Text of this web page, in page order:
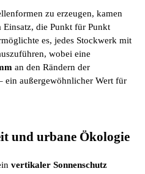
zu erzeugen, kamen
Einsatz, die Punkt für Punkt
es, jedes Stockwerk mit
wobei eine
an den Rändern der
ein außergewöhnlicher Wert für
und urbane Ökologie
vertikaler Sonnenschutz